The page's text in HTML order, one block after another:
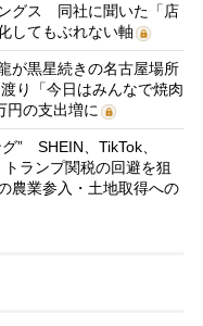
グス 同社に聞いた「店
してもぶれない軸
が黒星続きの名古屋場所
り「今日はみんなで焼肉
の支出増に
” SHEIN、TikTok、
ランプ関税の回避を狙
農業参入・土地取得への